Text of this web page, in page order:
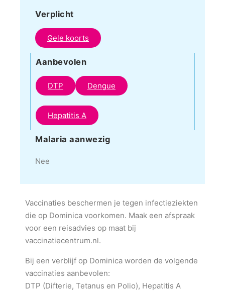
Verplicht
Gele koorts
Aanbevolen
DTP Dengue
Hepatitis A
Malaria aanwezig
Nee
Vaccinaties beschermen je tegen infectieziekten
die op Dominica voorkomen. Maak een afspraak
voor een reisadvies op maat bij
vaccinatiecentrum.nl.
Bij een verblijf op Dominica worden de volgende
vaccinaties aanbevolen:
DTP (Difterie, Tetanus en Polio), Hepatitis A